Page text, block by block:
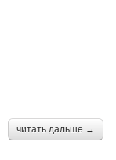
читать дальше →